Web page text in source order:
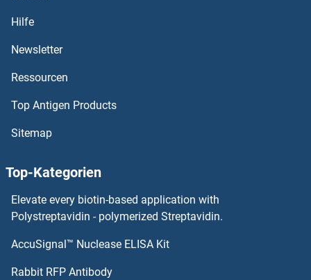
Hilfe
Newsletter
Ressourcen
Top Antigen Products
Sitemap
Top-Kategorien
Elevate every biotin-based application with
Polystreptavidin - polymerized Streptavidin.
AccuSignal™ Nuclease ELISA Kit
Rabbit RFP Antibody